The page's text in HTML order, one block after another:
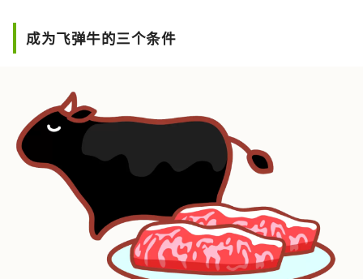
成为飞弹牛的三个条件